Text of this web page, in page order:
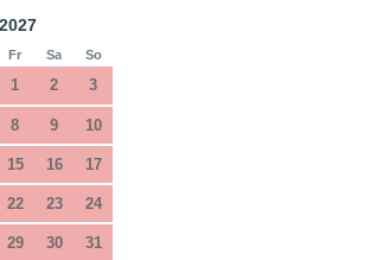
Fr Sa So
1 2 3
8 9 10
15 16 17
22 23 24
29 30 31